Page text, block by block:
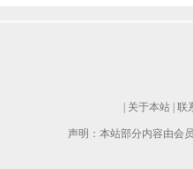
关于本站 联
声明：本站部分内容由会